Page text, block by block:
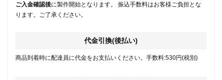
ご入金確認後に製作開始となります。 振込手数料はお客様ご負担とな
ります。ご了承ください。
代金引換(後払い)
商品到着時に配達員に代金をお支払いください。手数料:530円(税別)